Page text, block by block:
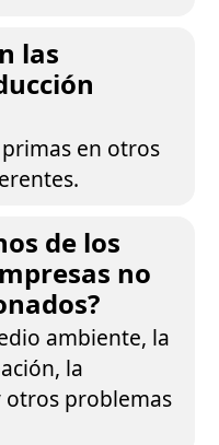
las
en otros
de los
no
ambiente, la
la
otros problemas